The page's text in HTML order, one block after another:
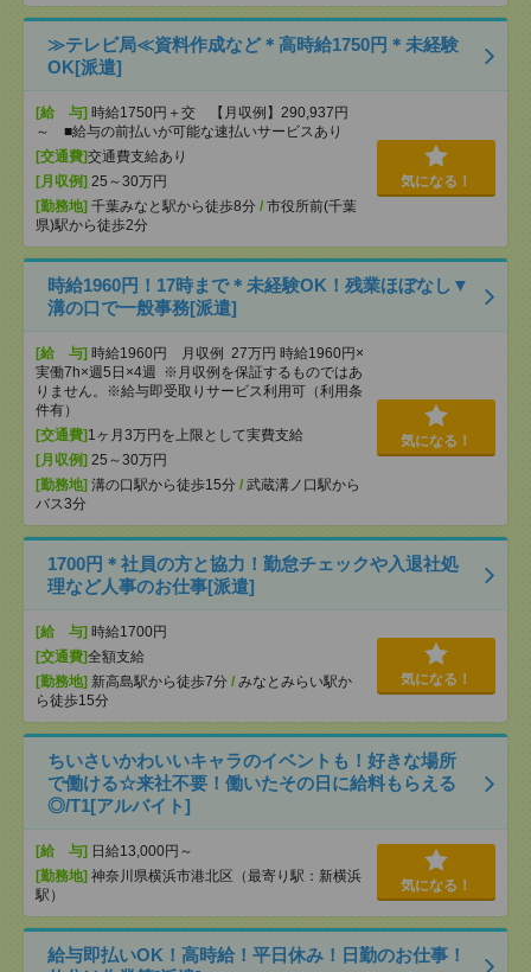
≫テレビ局≪資料作成など＊高時給1750円＊未経験
OK[派遣]
[給 与] 時給1750円＋交 【月収例】290,937円
～ ■給与の前払いが可能な速払いサービスあり
[交通費]交通費支給あり
[月収例] 25～30万円
[勤務地] 千葉みなと駅から徒歩8分 / 市役所前(千葉
県)駅から徒歩2分
気になる！
時給1960円！17時まで＊未経験OK！残業ほぼなし▼
溝の口で一般事務[派遣]
[給 与] 時給1960円 月収例 27万円 時給1960円×
実働7h×週5日×4週 ※月収例を保証するものではあ
りません。※給与即受取りサービス利用可（利用条
件有）
[交通費] 1ヶ月3万円を上限として実費支給
[月収例] 25～30万円
[勤務地] 溝の口駅から徒歩15分 / 武蔵溝ノ口駅から
バス3分
気になる！
1700円＊社員の方と協力！勤怠チェックや入退社処
理など人事のお仕事[派遣]
[給 与] 時給1700円
[交通費]全額支給
[勤務地] 新高島駅から徒歩7分 / みなとみらい駅か
ら徒歩15分
気になる！
ちいさいかわいいキャラのイベントも！好きな場所
で働ける☆来社不要！働いたその日に給料もらえる
◎/T1[アルバイト]
[給 与] 日給13,000円～
[勤務地] 神奈川県横浜市港北区（最寄り駅：新横浜
駅）
気になる！
給与即払いOK！高時給！平日休み！日勤のお仕事！